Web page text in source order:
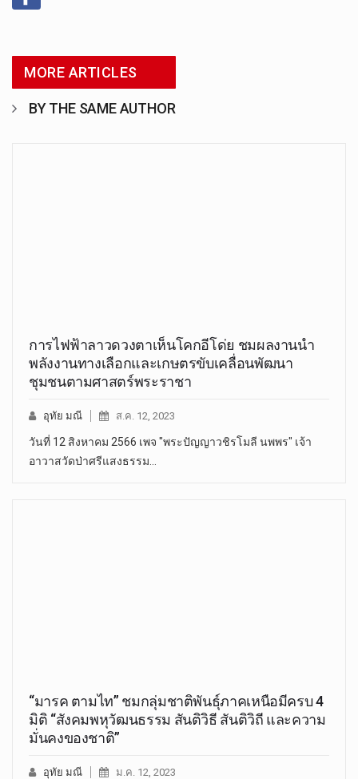
MORE ARTICLES
BY THE SAME AUTHOR
การไฟฟ้าลาวดวงตาเห็นโคกอีโด่ย ชมผลงานนำ
พลังงานทางเลือกและเกษตรขับเคลื่อนพัฒนา
ชุมชนตามศาสตร์พระราชา
อุทัย มณี ส.ค. 12, 2023
วันที่ 12 สิงหาคม 2566 เพจ "พระปัญญาวชิรโมลี นพพร" เจ้า
อาวาสวัดป่าศรีแสงธรรม…
“มารค ตามไท” ชมกลุ่มชาติพันธุ์ภาคเหนือมีครบ 4
มิติ “สังคมพหุวัฒนธรรม สันติวิธี สันติวิถี และความ
มั่นคงของชาติ”
อุทัย มณี ม.ค. 12, 2023